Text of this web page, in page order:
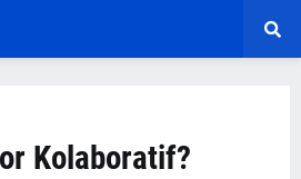
Kolaboratif?